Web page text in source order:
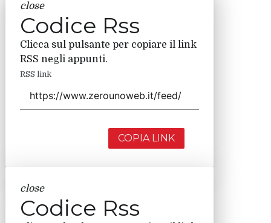
close
Codice Rss
Clicca sul pulsante per copiare il link
RSS negli appunti.
RSS link
COPIA LINK
close
Codice Rss